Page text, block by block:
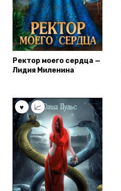
Ректор моего сердца —
Лидия Миленина